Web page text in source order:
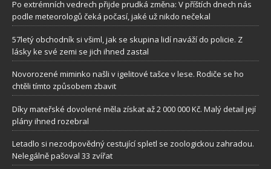
Po extrémních vedrech přijde prudká změna: V příštích dnech nás
podle meteorologů čeká počasí, jaké už nikdo nečekal
57letý obchodník si všiml, jak se skupina lidí naváží do policie. Z
lásky ke své zemi se jich ihned zastal
Novorozené miminko našli v igelitové tašce v lese. Rodiče se ho
chtěli tímto způsobem zbavit
Díky mateřské dovolené měla získat až 2 000 000 Kč. Malý detail její
plány ihned rozebral
Letadlo si nezodpovědný cestující spletl se zoologickou zahradou.
Nelegálně pašoval 33 zvířat